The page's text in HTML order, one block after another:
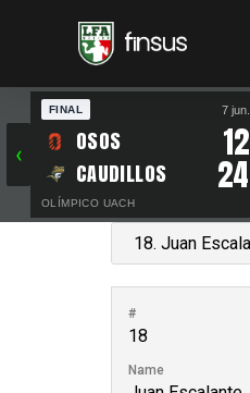
‹
FINAL 7 jun.
OSOS 12
CAUDILLOS 24
OLÍMPICO UACH
#
18
Name